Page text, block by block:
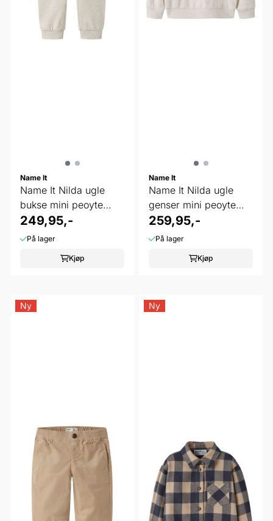
Name It
Name It Nilda ugle
bukse mini peoyte
melange
249,95,-
På lager
Kjøp
Name It
Name It Nilda ugle
genser mini peoyte
melange
259,95,-
På lager
Kjøp
Ny Ny